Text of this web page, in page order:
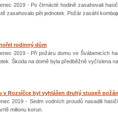
2019 - Po čtrnácté hodině zasahovali
zasahovalo pět jednotek. Požár zasáhl
rodinný dům
2019 - Při požáru domu ve Švábenicích
Škoda na domě byla předběžně vyčíslena
v Rozsíčce byl vyhlášen druhý stupeň
2019 - Sedm vodních proudů nasadili
milionu korun.